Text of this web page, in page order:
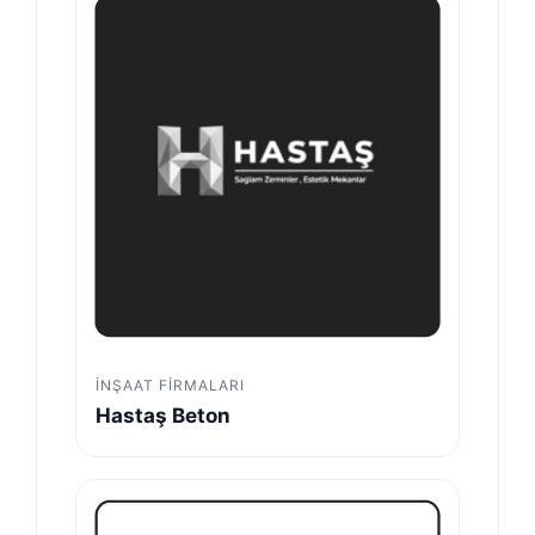
İNŞAAT FIRMALARI
Hastaş Beton